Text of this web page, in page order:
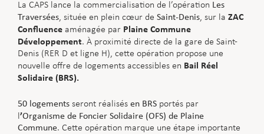
La CAPS lance la commercialisation de l’opération Les
Traversées, située en plein cœur de Saint-Denis, sur la ZAC
Confluence aménagée par Plaine Commune
Développement. À proximité directe de la gare de Saint-
Denis (RER D et ligne H), cette opération propose une
nouvelle offre de logements accessibles en Bail Réel
Solidaire (BRS).
50 logements seront réalisés en BRS portés par
l’Organisme de Foncier Solidaire (OFS) de Plaine
Commune. Cette opération marque une étape importante